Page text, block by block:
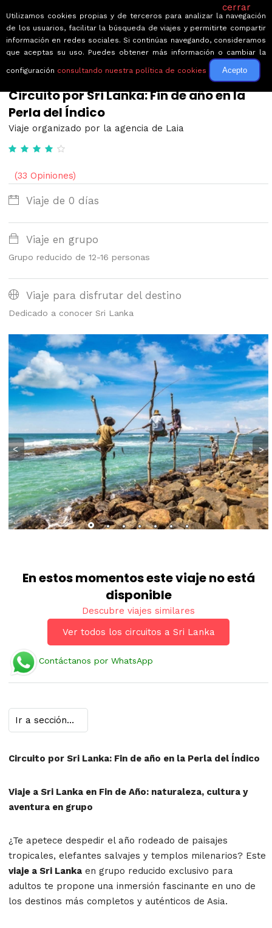
← Volver a Circuitos por Sri Lanka
Circuito por Sri Lanka: Fin de año en la
Perla del Índico
Viaje organizado por la agencia de Laia
(33 Opiniones)
Viaje de 0 días
Viaje en grupo
Grupo reducido de 12-16 personas
Viaje para disfrutar del destino
Dedicado a conocer Sri Lanka
< >
En estos momentos este viaje no está
disponible
Descubre viajes similares
Ver todos los circuitos a Sri Lanka
Contáctanos por WhatsApp
Circuito por Sri Lanka: Fin de año en la Perla del Índico
Viaje a Sri Lanka en Fin de Año: naturaleza, cultura y
aventura en grupo
¿Te apetece despedir el año rodeado de paisajes
tropicales, elefantes salvajes y templos milenarios? Este
viaje a Sri Lanka en grupo reducido exclusivo para
adultos te propone una inmersión fascinante en uno de
los destinos más completos y auténticos de Asia.
cerrar
Utilizamos cookies propias y de terceros para analizar la navegación
de los usuarios, facilitar la búsqueda de viajes y permitirte compartir
información en redes sociales. Si continúas navegando, consideramos
que aceptas su uso. Puedes obtener más información o cambiar la
configuración consultando nuestra política de cookies Acepto